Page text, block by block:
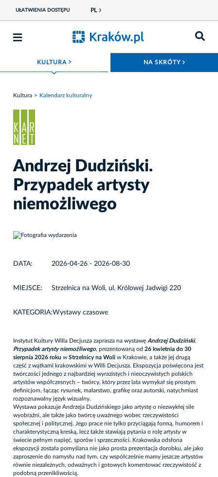
UŁATWIENIA DOSTĘPU PL
KULTURA ROZWIŃ MENU NA SKRÓTY
Kultura Kalendarz kulturalny
Andrzej Dudziński.
Przypadek artysty
niemożliwego
DATA: 2026-04-26 - 2026-08-30
MIEJSCE: Strzelnica na Woli, ul. Królowej Jadwigi 220
KATEGORIA:Wystawy czasowe
Instytut Kultury Willa Decjusza zaprasza na wystawę Andrzej Dudziński.
Przypadek artysty niemożliwego, prezentowaną od 26 kwietnia do 30
sierpnia 2026 roku w Strzelnicy na Woli w Krakowie, a także jej drugą
część z wątkami krakowskimi w Willi Decjusza. Ekspozycja poświęcona jest
twórczości jednego z najbardziej wyrazistych i nieoczywistych polskich
artystów współczesnych – twórcy, który przez lata wymykał się prostym
definicjom, łącząc rysunek, malarstwo, grafikę oraz autorski, natychmiast
rozpoznawalny język wizualny.
Wystawa pokazuje Andrzeja Dudzińskiego jako artystę o niezwykłej sile
wyobraźni, ale także jako twórcę uważnego wobec rzeczywistości
społecznej i politycznej. Jego prace nie tylko przyciągają formą, humorem i
charakterystyczną kreską, lecz także stawiają pytania o rolę artysty w
świecie pełnym napięć, sporów i sprzeczności. Krakowska odsłona
ekspozycji została pomyślana nie jako prosta prezentacja dorobku, ale jako
zaproszenie do namysłu nad tym, czy współcześnie mamy jeszcze artystów
równie niezależnych, odważnych i gotowych komentować rzeczywistość z
podobną przenikliwością.